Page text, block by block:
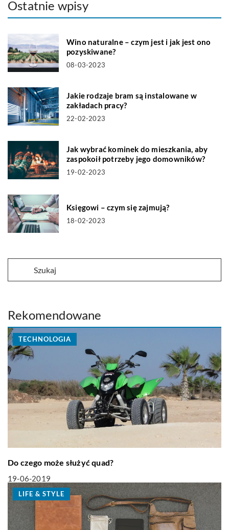
Ostatnie wpisy
Wino naturalne – czym jest i jak jest ono
pozyskiwane?
08-03-2023
Jakie rodzaje bram są instalowane w
zakładach pracy?
22-02-2023
Jak wybrać kominek do mieszkania, aby
zaspokoił potrzeby jego domowników?
19-02-2023
Księgowi – czym się zajmują?
18-02-2023
Rekomendowane
TECHNOLOGIA
Do czego może służyć quad?
19-06-2019
LIFE & STYLE